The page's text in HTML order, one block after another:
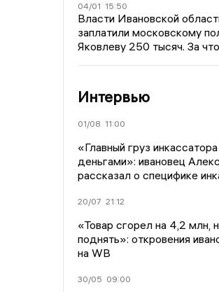
04/01 15:50
Власти Ивановской
заплатили московскому
Яковлеву 250 тысяч. За
Интервью
01/08 11:00
«Главный груз
деньгами»: ивановец
рассказал о специфике
20/07 21:12
«Товар сгорел на 4,2 млн,
поднять»: откровения
на WB
30/05 09:00